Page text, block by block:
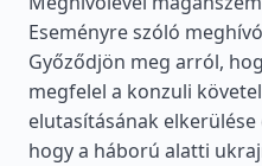
Eseményre szóló
Győződjön meg arról,
megfelel a konzuli
elutasításának
hogy a háború alatti